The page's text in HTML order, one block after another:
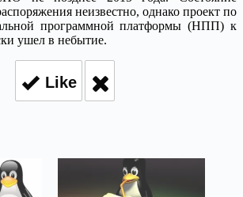
неизвестно, однако проект по
программной платформы (НПП) к
ушел в небытие.
Like